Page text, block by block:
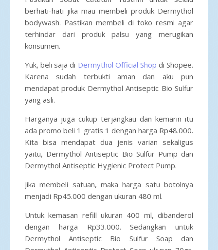
berhati-hati jika mau membeli produk Dermythol
bodywash. Pastikan membeli di toko resmi agar
terhindar dari produk palsu yang merugikan
konsumen.
Yuk, beli saja di Dermythol Official Shop di Shopee.
Karena sudah terbukti aman dan aku pun
mendapat produk Dermythol Antiseptic Bio Sulfur
yang asli.
Harganya juga cukup terjangkau dan kemarin itu
ada promo beli 1 gratis 1 dengan harga Rp48.000.
Kita bisa mendapat dua jenis varian sekaligus
yaitu, Dermythol Antiseptic Bio Sulfur Pump dan
Dermythol Antiseptic Hygienic Protect Pump.
Jika membeli satuan, maka harga satu botolnya
menjadi Rp45.000 dengan ukuran 480 ml.
Untuk kemasan refill ukuran 400 ml, dibanderol
dengan harga Rp33.000. Sedangkan untuk
Dermythol Antiseptic Bio Sulfur Soap dan